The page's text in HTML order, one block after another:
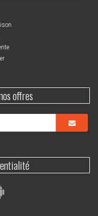
offres